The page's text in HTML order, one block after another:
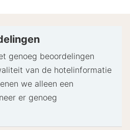
te verstrekken
onder voorbehoud van
inchecken ingewilligd.
kosten in rekening worden
kunnen niet worden
genoeg beoordelingen
van de hotelinformatie
we alleen een
er genoeg